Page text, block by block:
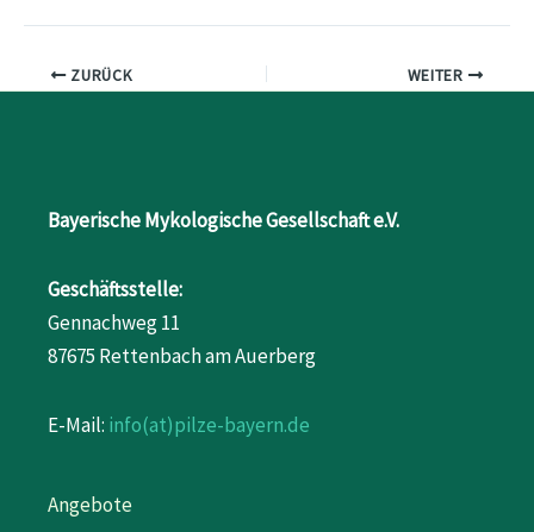
ZURÜCK WEITER
Bayerische Mykologische Gesellschaft e.V.
Geschäftsstelle:
Gennachweg 11
87675 Rettenbach am Auerberg
E-Mail: info(at)pilze-bayern.de
Angebote